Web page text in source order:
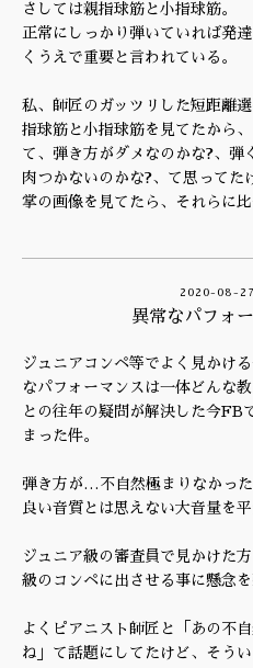
さしては親指球筋と小指球筋。
正常にしっかり弾いていれば発
くうえで重要と言われている。
私、師匠のガッツリした短距離
指球筋と小指球筋を見てたから
て、弾き方がダメなのかな?、弾
肉つかないのかな?、て思ってた
掌の画像を見てたら、それらに
2020-08-
異常なパフォ
ジュニアコンペ等でよく見かけ
なパフォーマンスは一体どんな
との往年の疑問が解決した今FB
まった件。
弾き方が…不自然極まりなかった
良い音質とは思えない大音量を
ジュニア級の審査員で見かけた
級のコンペに出させる事に懸念を
よくピアニスト師匠と「あの不
ね」て話題にしてたけど、そう